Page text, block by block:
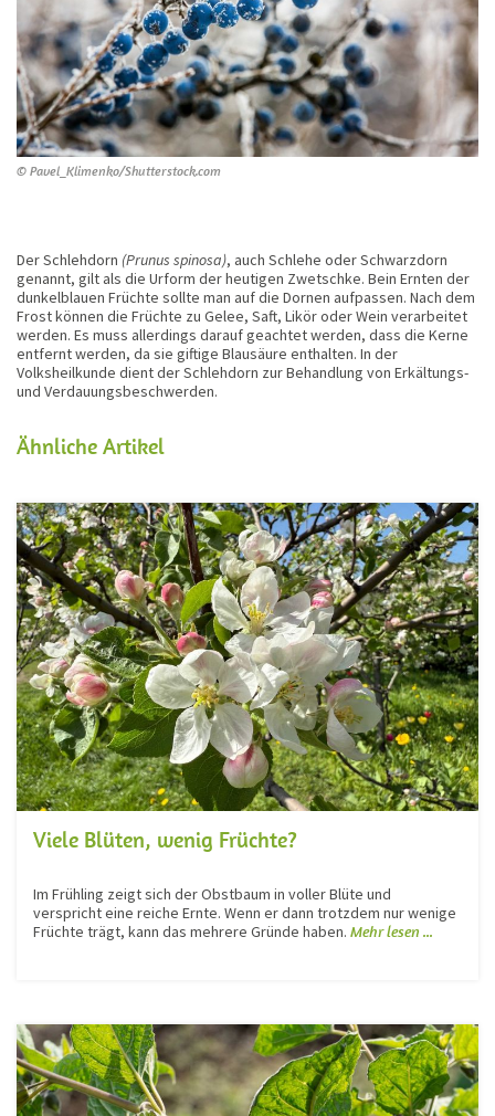
© Pavel_Klimenko/Shutterstock.com
Der Schlehdorn (Prunus spinosa), auch Schlehe oder Schwarzdorn
genannt, gilt als die Urform der heutigen Zwetschke. Bein Ernten der
dunkelblauen Früchte sollte man auf die Dornen aufpassen. Nach dem
Frost können die Früchte zu Gelee, Saft, Likör oder Wein verarbeitet
werden. Es muss allerdings darauf geachtet werden, dass die Kerne
entfernt werden, da sie giftige Blausäure enthalten. In der
Volksheilkunde dient der Schlehdorn zur Behandlung von Erkältungs-
und Verdauungsbeschwerden.
Ähnliche Artikel
Viele Blüten, wenig Früchte?
Im Frühling zeigt sich der Obstbaum in voller Blüte und
verspricht eine reiche Ernte. Wenn er dann trotzdem nur wenige
Früchte trägt, kann das mehrere Gründe haben. Mehr lesen ...